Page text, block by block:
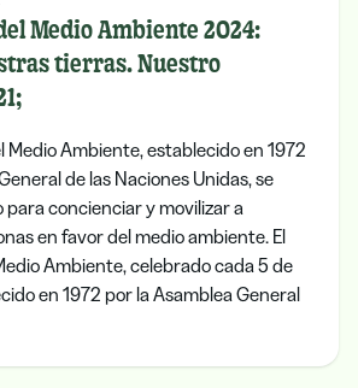
Medio Ambiente 2024:
tierras. Nuestro
Medio Ambiente, establecido en 1972
de las Naciones Unidas, se
para concienciar y movilizar a
en favor del medio ambiente. El
Ambiente, celebrado cada 5 de
en 1972 por la Asamblea General